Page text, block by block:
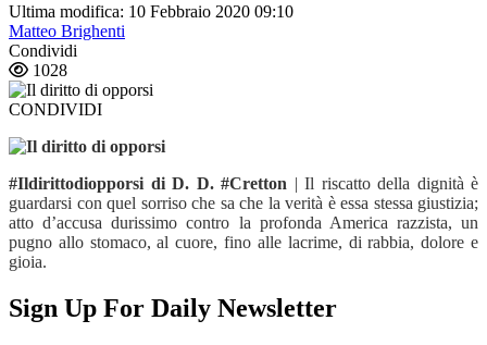
Ultima modifica: 10 Febbraio 2020 09:10
Matteo Brighenti
Condividi
1028
CONDIVIDI
#Ildirittodiopporsi di D. D. #Cretton | Il riscatto della dignità è
guardarsi con quel sorriso che sa che la verità è essa stessa giustizia;
atto d’accusa durissimo contro la profonda America razzista, un
pugno allo stomaco, al cuore, fino alle lacrime, di rabbia, dolore e
gioia.
Sign Up For Daily Newsletter